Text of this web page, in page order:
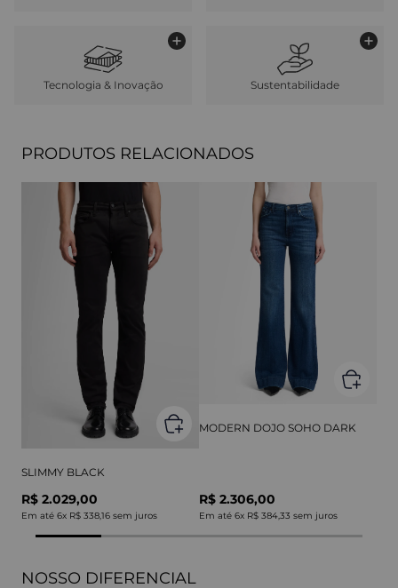
Tecnologia & Inovação Sustentabilidade
PRODUTOS RELACIONADOS
SLIMMY BLACK
R$ 2.029,00
Em até 6x R$ 338,16 sem juros
MODERN DOJO SOHO DARK
R$ 2.306,00
Em até 6x R$ 384,33 sem juros
NOSSO DIFERENCIAL